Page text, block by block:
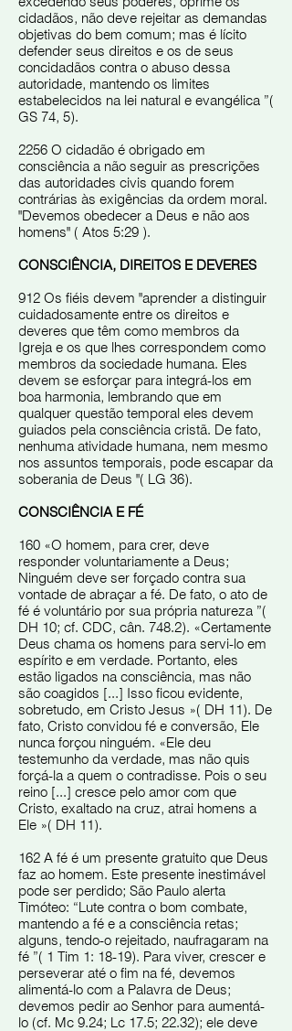
excedendo seus poderes, oprime os
cidadãos, não deve rejeitar as demandas
objetivas do bem comum; mas é lícito
defender seus direitos e os de seus
concidadãos contra o abuso dessa
autoridade, mantendo os limites
estabelecidos na lei natural e evangélica ”(
GS 74, 5).
2256 O cidadão é obrigado em
consciência a não seguir as prescrições
das autoridades civis quando forem
contrárias às exigências da ordem moral.
"Devemos obedecer a Deus e não aos
homens" ( Atos 5:29 ).
CONSCIÊNCIA, DIREITOS E DEVERES
912 Os fiéis devem "aprender a distinguir
cuidadosamente entre os direitos e
deveres que têm como membros da
Igreja e os que lhes correspondem como
membros da sociedade humana. Eles
devem se esforçar para integrá-los em
boa harmonia, lembrando que em
qualquer questão temporal eles devem
guiados pela consciência cristã. De fato,
nenhuma atividade humana, nem mesmo
nos assuntos temporais, pode escapar da
soberania de Deus "( LG 36).
CONSCIÊNCIA E FÉ
160 «O homem, para crer, deve
responder voluntariamente a Deus;
Ninguém deve ser forçado contra sua
vontade de abraçar a fé. De fato, o ato de
fé é voluntário por sua própria natureza ”(
DH 10; cf. CDC, cân. 748.2). «Certamente
Deus chama os homens para servi-lo em
espírito e em verdade. Portanto, eles
estão ligados na consciência, mas não
são coagidos [...] Isso ficou evidente,
sobretudo, em Cristo Jesus »( DH 11). De
fato, Cristo convidou fé e conversão, Ele
nunca forçou ninguém. «Ele deu
testemunho da verdade, mas não quis
forçá-la a quem o contradisse. Pois o seu
reino [...] cresce pelo amor com que
Cristo, exaltado na cruz, atrai homens a
Ele »( DH 11).
162 A fé é um presente gratuito que Deus
faz ao homem. Este presente inestimável
pode ser perdido; São Paulo alerta
Timóteo: “Lute contra o bom combate,
mantendo a fé e a consciência retas;
alguns, tendo-o rejeitado, naufragaram na
fé ”( 1 Tim 1: 18-19). Para viver, crescer e
perseverar até o fim na fé, devemos
alimentá-lo com a Palavra de Deus;
devemos pedir ao Senhor para aumentá-
lo (cf. Mc 9.24; Lc 17.5; 22.32); ele deve